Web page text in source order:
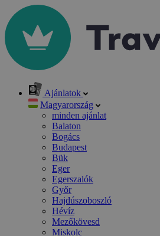
Ajánlatok
Magyarország
minden ajánlat
Balaton
Bogács
Budapest
Bük
Eger
Egerszalók
Győr
Hajdúszoboszló
Hévíz
Mezőkövesd
Miskolc